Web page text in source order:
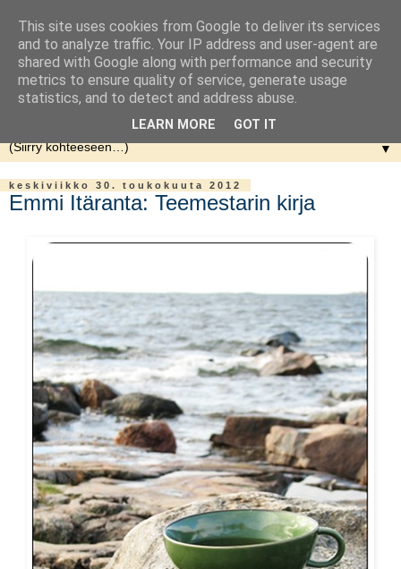
▼
keskiviikko 30. toukokuuta 2012
Emmi Itäranta: Teemestarin kirja
This site uses cookies from Google to deliver its services
and to analyze traffic. Your IP address and user-agent are
shared with Google along with performance and security
metrics to ensure quality of service, generate usage
statistics, and to detect and address abuse.
LEARN MORE GOT IT